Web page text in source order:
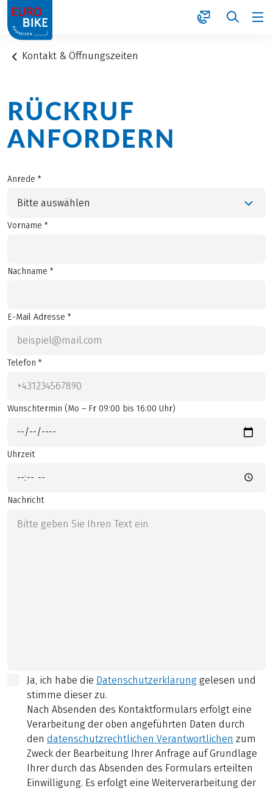
1
Kontakt & Öffnungszeiten
RÜCKRUF
ANFORDERN
Anrede *
Bitte auswählen
Vorname *
Nachname *
E-Mail Adresse *
Telefon *
Wunschtermin (Mo – Fr 09:00 bis 16:00 Uhr)
Uhrzeit
Nachricht
Ja, ich habe die Datenschutzerklärung gelesen und
stimme dieser zu.
Nach Absenden des Kontaktformulars erfolgt eine
Verarbeitung der oben angeführten Daten durch
den datenschutzrechtlichen Verantwortlichen zum
Zweck der Bearbeitung Ihrer Anfrage auf Grundlage
Ihrer durch das Absenden des Formulars erteilten
Einwilligung. Es erfolgt eine Weiterverarbeitung der